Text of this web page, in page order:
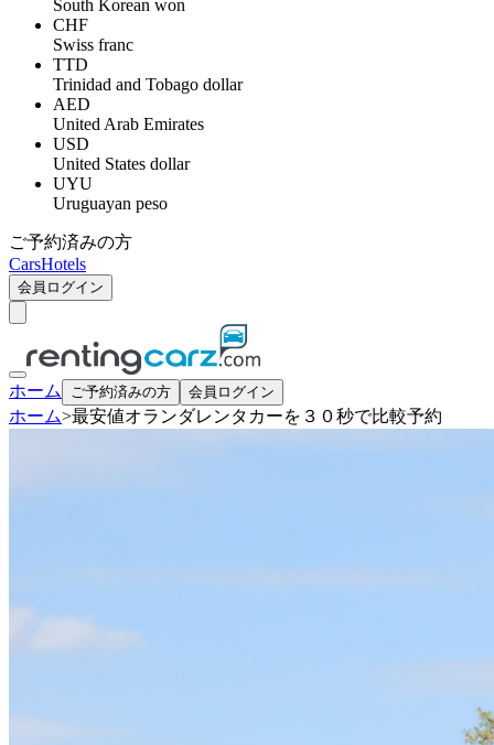
South Korean won
CHF
Swiss franc
TTD
Trinidad and Tobago dollar
AED
United Arab Emirates
USD
United States dollar
UYU
Uruguayan peso
ご予約済みの方
CarsHotels
会員ログイン
ホーム ご予約済みの方 会員ログイン
ホーム>最安値オランダレンタカーを３０秒で比較予約